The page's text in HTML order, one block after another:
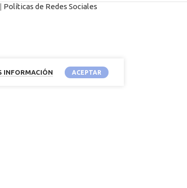
| Políticas de Redes Sociales
INFORMACIÓN ACEPTAR